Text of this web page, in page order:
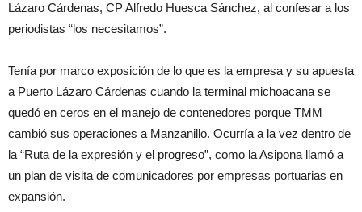
Lázaro Cárdenas, CP Alfredo Huesca Sánchez, al confesar a los
periodistas “los necesitamos”.
Tenía por marco exposición de lo que es la empresa y su apuesta
a Puerto Lázaro Cárdenas cuando la terminal michoacana se
quedó en ceros en el manejo de contenedores porque TMM
cambió sus operaciones a Manzanillo. Ocurría a la vez dentro de
la “Ruta de la expresión y el progreso”, como la Asipona llamó a
un plan de visita de comunicadores por empresas portuarias en
expansión.